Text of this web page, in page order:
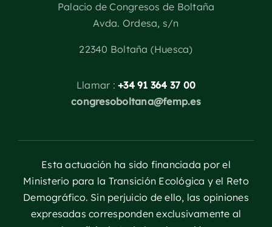
Palacio de Congresos de Boltaña
Avda. Ordesa, s/n
22340 Boltaña (Huesca)
Llamar :+34 91 364 37 00
congresoboltana@femp.es
Esta actuación ha sido financiada por el
Ministerio para la Transición Ecológica y el Reto
Demográfico. Sin perjuicio de ello, las opiniones
expresadas corresponden exclusivamente al